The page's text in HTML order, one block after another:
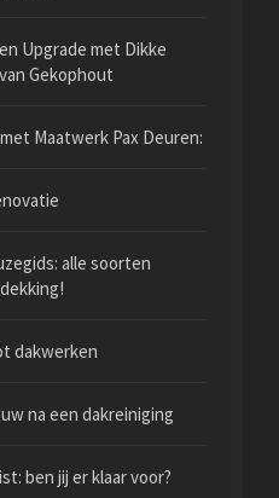
Upgrade met Dikke
Gekophout
Maatwerk Pax Deuren:
alle soorten
dakwerken
na een dakreiniging
ben jij er klaar voor?